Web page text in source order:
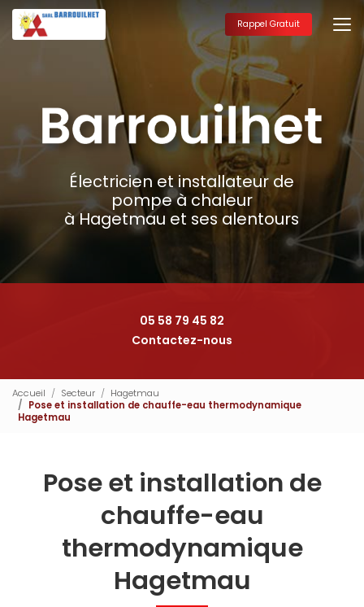
Aller
contenu
Rappel Gratuit
Électricien et installateur de
pompe à chaleur
à Hagetmau et ses alentours
05 58 79 45 82
Contactez-nous
Accueil Secteur
Hagetmau
Pose et installation de chauffe-eau thermodynamique
Hagetmau
Pose et installation de
chauffe-eau
thermodynamique
Hagetmau